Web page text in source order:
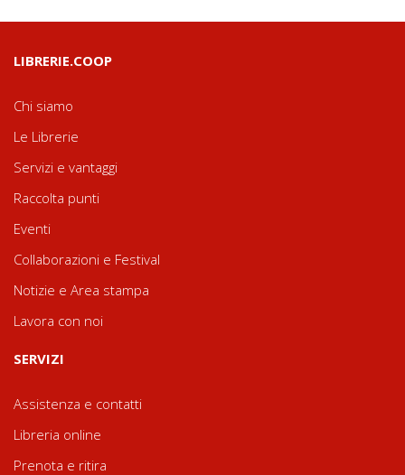
LIBRERIE.COOP
Chi siamo
Le Librerie
Servizi e vantaggi
Raccolta punti
Eventi
Collaborazioni e Festival
Notizie e Area stampa
Lavora con noi
SERVIZI
Assistenza e contatti
Libreria online
Prenota e ritira